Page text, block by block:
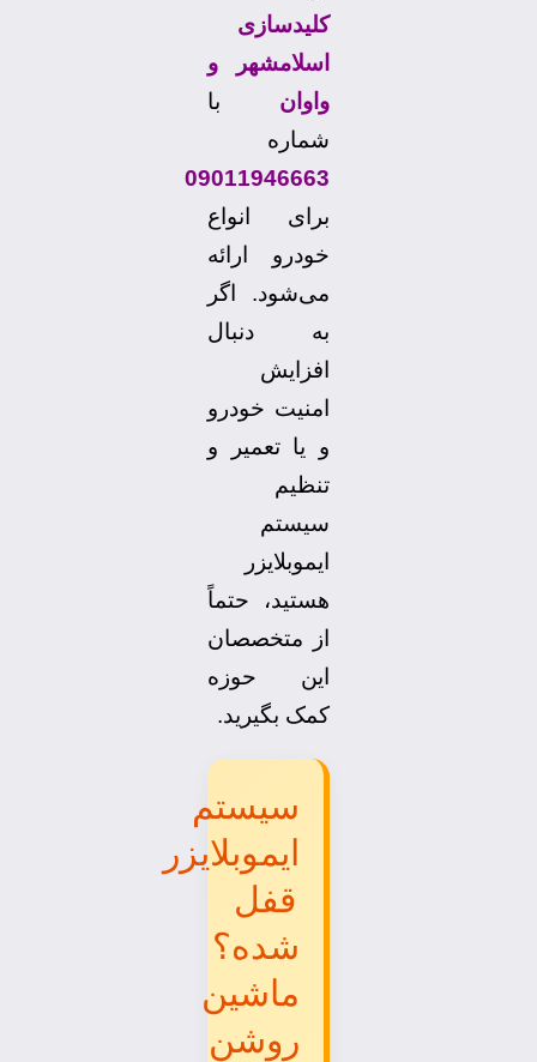
کلیدسازی
اسلامشهر و
واوان با
شماره
09011946663
برای انواع
خودرو ارائه
می‌شود. اگر
به دنبال
افزایش
امنیت خودرو
و یا تعمیر و
تنظیم
سیستم
ایموبلایزر
هستید، حتماً
از متخصصان
این حوزه
کمک بگیرید.
سیستم
ایموبلایزر
قفل
شده؟
ماشین
روشن